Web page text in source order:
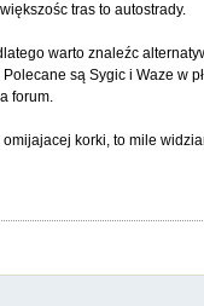
tras to autostrady.
warto znaleźc
są Sygic i Waze w
forum.
korki, to mile